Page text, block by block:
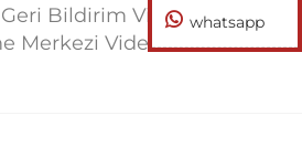
Bildirim Videosu
Merkezi Videosu
whatsapp